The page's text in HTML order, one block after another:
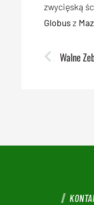
zwycięską
Globusz